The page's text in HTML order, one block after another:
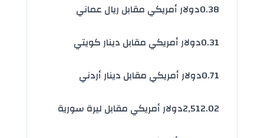
0.38دولار أمريكي مقابل ريال عماني
0.31دولار أمريكي مقابل دينار كويتي
0.71دولار أمريكي مقابل دينار أردني
2,512.02دولار أمريكي مقابل ليرة سورية